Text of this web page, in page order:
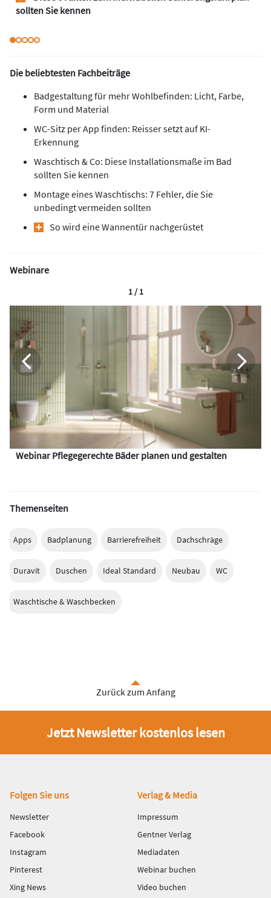
sollten Sie kennen
Die beliebtesten Fachbeiträge
Badgestaltung für mehr Wohlbefinden: Licht, Farbe,
Form und Material
WC-Sitz per App finden: Reisser setzt auf KI-
Erkennung
Waschtisch & Co: Diese Installationsmaße im Bad
sollten Sie kennen
Montage eines Waschtischs: 7 Fehler, die Sie
unbedingt vermeiden sollten
So wird eine Wannentür nachgerüstet
Webinare
Webinar Pflegegerechte Bäder planen und gestalten
1 / 1
Themenseiten
Apps Badplanung Barrierefreiheit Dachschräge
Duravit Duschen Ideal Standard Neubau WC
Waschtische & Waschbecken
Zurück zum Anfang
Jetzt Newsletter kostenlos lesen
Fußbereich
Folgen Sie uns
Newsletter
Facebook
Instagram
Pinterest
Xing News
Verlag & Media
Impressum
Gentner Verlag
Mediadaten
Webinar buchen
Video buchen